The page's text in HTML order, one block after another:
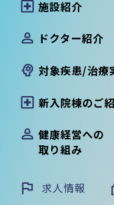
施設紹介
ドクター紹介
対象疾患/治療
新入院棟のご
健康経営への
取り組み
求人情報